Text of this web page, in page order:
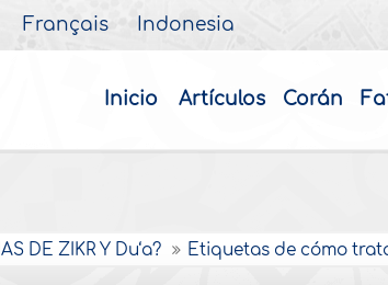
Français Indonesia
Inicio Artículos Corán
DE ZIKR Y Du‘a? Etiquetas de cómo